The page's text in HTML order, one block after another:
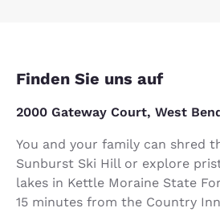
Finden Sie uns auf
2000 Gateway Court, West
You and your family can shred
Sunburst Ski Hill or explore
lakes in Kettle Moraine State
15 minutes from the Country